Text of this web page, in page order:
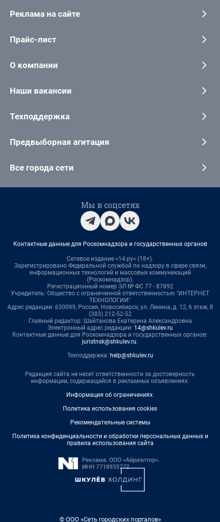
Реклама на сайте
Прайс-лист
О компании
Наши вакансии
Техподдержка
Предвыборная агитация
Все города сети
Мы в соцсетях
Контактные данные для Роскомнадзора и государственных органов
Сетевое издание «14.ру» (18+).
Зарегистрировано Федеральной службой по надзору в сфере связи,
информационных технологий и массовых коммуникаций
(Роскомнадзор).
Регистрационный номер ЭЛ № ФС 77 - 87892
Учредитель: Общество с ограниченной ответственностью "ИНТЕРНЕТ
ТЕХНОЛОГИИ"
Адрес редакции: 630099, Россия, Новосибирск, ул. Ленина, д. 12, 6 этаж, 8
(383) 212-52-52
Главный редактор: Шайтанова Екатерина Александровна
Электронный адрес редакции: 14@shkulev.ru
Контактные данные для Роскомнадзора и государственных органов:
juristnsk@shkulev.ru.
Техподдержка: help@shkulev.ru
Редакция сайта не несет ответственности за достоверность
информации, содержащейся в рекламных объявлениях.
Информация об ограничениях.
Политика использования cookies
Рекомендательные системы
Политика конфиденциальности и обработки персональных данных и
правила использования сайта
© ООО «Сеть городских порталов»